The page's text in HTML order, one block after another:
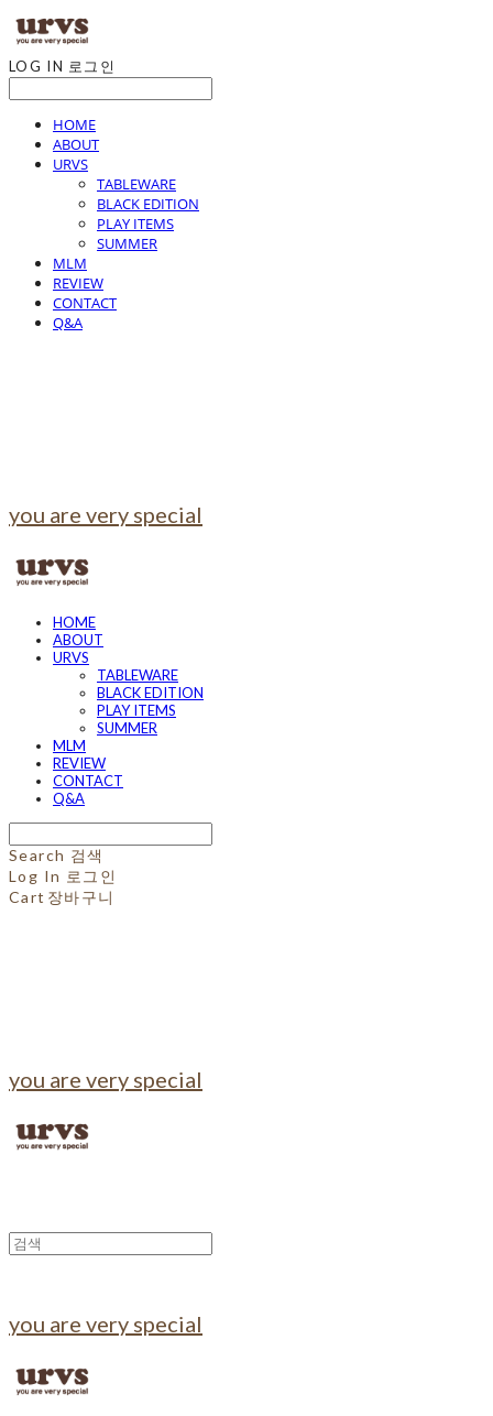
LOG IN 로그인
HOME
ABOUT
URVS
TABLEWARE
BLACK EDITION
PLAY ITEMS
SUMMER
MLM
REVIEW
CONTACT
Q&A
you are very special
HOME
ABOUT
URVS
TABLEWARE
BLACK EDITION
PLAY ITEMS
SUMMER
MLM
REVIEW
CONTACT
Q&A
Search 검색
Log In 로그인
Cart 장바구니
you are very special
you are very special